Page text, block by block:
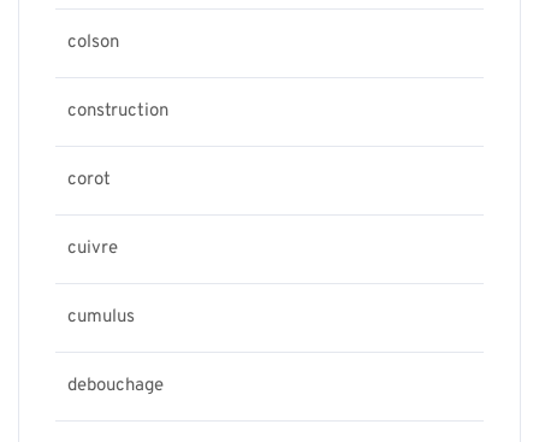
colson
construction
corot
cuivre
cumulus
debouchage